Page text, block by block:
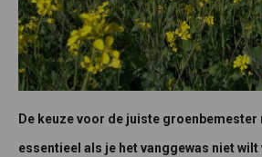
De keuze voor de juiste groenbemester
essentieel als je het vanggewas niet